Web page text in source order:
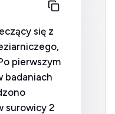
się z
pierwszym
badaniach
surowicy 2